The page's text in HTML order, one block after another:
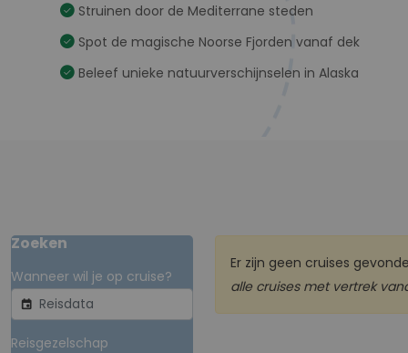
check_circle Struinen door de Mediterrane steden
check_circle Spot de magische Noorse Fjorden vanaf dek
check_circle Beleef unieke natuurverschijnselen in Alaska
Zoeken
Wanneer wil je op cruise?
event
Reisgezelschap
Er zijn geen cruises
alle cruises met vertrek